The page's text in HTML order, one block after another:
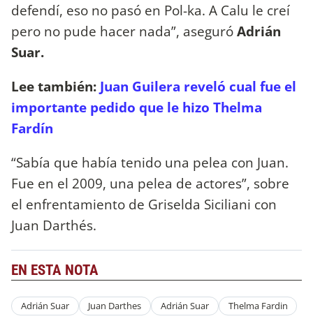
defendí, eso no pasó en Pol-ka. A Calu le creí
pero no pude hacer nada”, aseguróAdrián
Suar.
Lee también: Juan Guilera reveló cual fue el
importante pedido que le hizo Thelma
Fardín
“Sabía que había tenido una pelea con Juan.
Fue en el 2009, una pelea de actores”, sobre
el enfrentamiento de Griselda Siciliani con
Juan Darthés.
EN ESTA NOTA
Adrián Suar Juan Darthes Adrián Suar Thelma Fardin